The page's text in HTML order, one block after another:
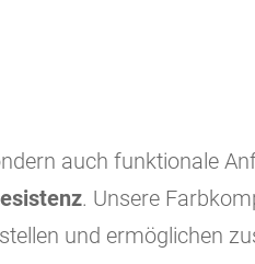
auch funktionale
. Unsere
und ermöglichen